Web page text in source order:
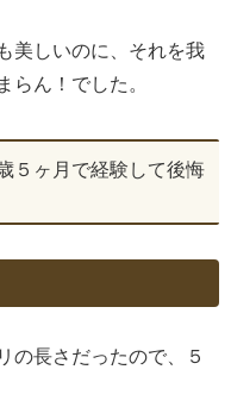
美しいのに、それを我
らん！でした。
５ヶ月で経験して後悔
の長さだったので、５